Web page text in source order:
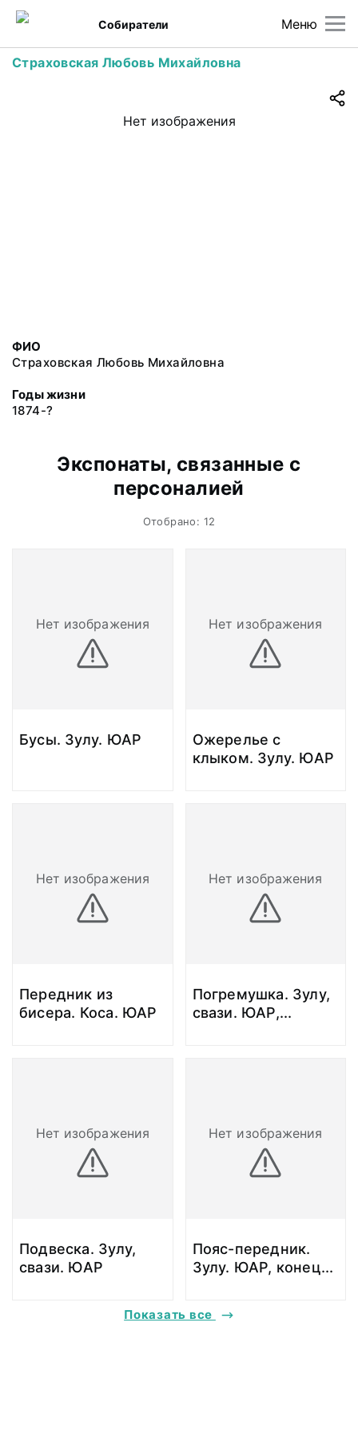
Меню
Собиратели
Страховская Любовь Михайловна
Нет изображения
ФИО
Страховская Любовь Михайловна
Годы жизни
1874-?
Экспонаты, связанные с
персоналией
Отобрано: 12
Нет изображения
Бусы. Зулу. ЮАР
Нет изображения
Ожерелье с
клыком. Зулу. ЮАР
Нет изображения
Передник из
бисера. Коса. ЮАР
Нет изображения
Погремушка. Зулу,
свази. ЮАР,...
Нет изображения
Подвеска. Зулу,
свази. ЮАР
Нет изображения
Пояс-передник.
Зулу. ЮАР, конец...
Показать все